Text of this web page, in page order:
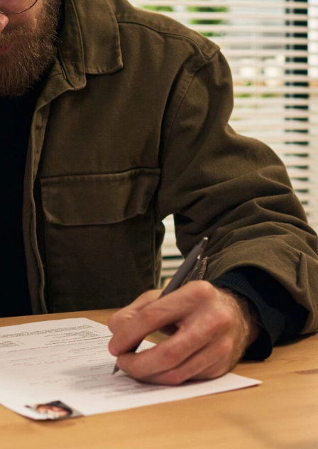
Téléphone
Message
Faites-nous savoir
ce que vous
pensez. Vous avez
une question à
nous poser ?
Posez-la.
RGPD *
J’accepte la
politique de
confidentialité.